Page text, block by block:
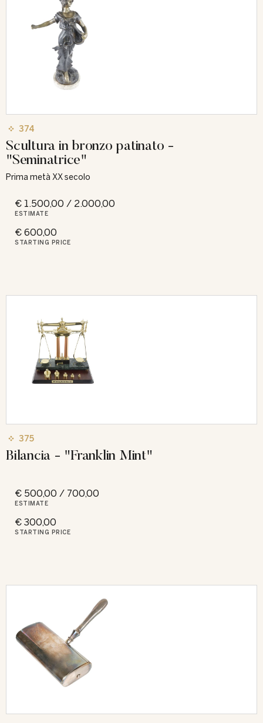
374
Scultura in bronzo patinato -
"Seminatrice"
Prima metà XX secolo
€ 1.500,00 / 2.000,00
ESTIMATE
€ 600,00
STARTING PRICE
375
Bilancia - "Franklin Mint"
€ 500,00 / 700,00
ESTIMATE
€ 300,00
STARTING PRICE